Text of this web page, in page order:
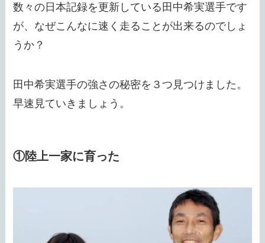
数々の日本記録を更新している田中希実選手です
が、なぜこんなに速く走ることが出来るのでしょ
うか？
田中希実選手の強さの秘密を３つ見つけました。
早速見ていきましょう。
①陸上一家に育った